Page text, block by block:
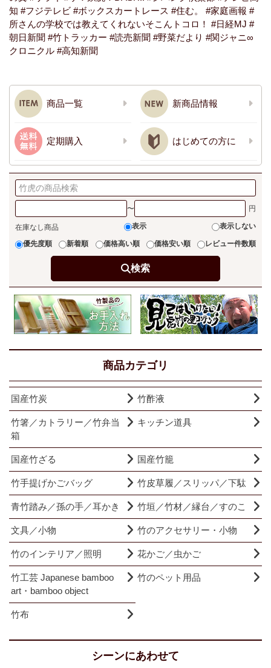
知 #フジテレビ #ボックスカートレース #住む。 #家庭画報 #
所さんの学校では教えてくれないそこんトコロ！ #日経MJ #
朝日新聞 #竹トラッカー #読売新聞 #野菜だより #関ジャニ∞
クロニクル #高知新聞
商品一覧 新商品情報
定期購入 はじめての方に
〜
在庫なし商品 表示 表示しない
優先度順 新着順 価格高い順 価格安い順 レビュー件数順
検索
商品カテゴリ
国産竹炭 竹酢液
竹箸／カトラリー／竹弁当
箱
キッチン道具
国産竹ざる 国産竹籠
竹手提げかごバッグ 竹皮草履／スリッパ／下駄
青竹踏み／孫の手／耳かき 竹垣／竹材／縁台／すのこ
文具／小物 竹のアクセサリー・小物
竹のインテリア／照明 花かご／虫かご
竹工芸 Japanese bamboo
art・bamboo object
竹のペット用品
竹布
シーンにあわせて